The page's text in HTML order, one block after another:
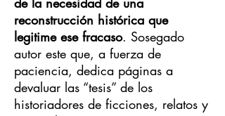
reconstrucción histórica que
legitime ese fracaso. Sosegado
autor este que, a fuerza de
paciencia, dedica páginas a
devaluar las “tesis” de los
historiadores de ficciones, relatos y